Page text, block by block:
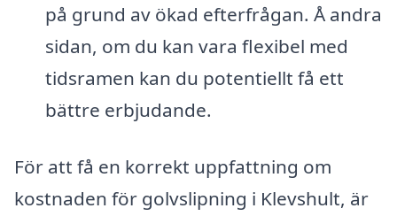
på grund av ökad efterfrågan. Å andra
sidan, om du kan vara flexibel med
tidsramen kan du potentiellt få ett
bättre erbjudande.
För att få en korrekt uppfattning om
kostnaden för golvslipning i Klevshult, är